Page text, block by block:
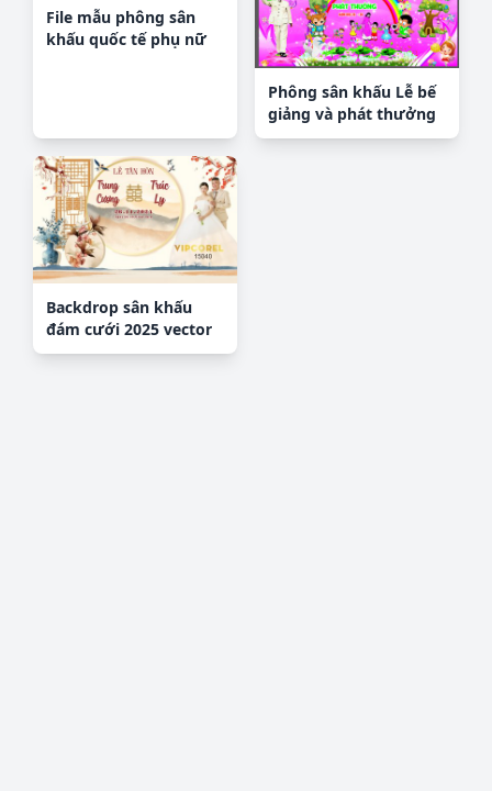
File mẫu phông sân
khấu quốc tế phụ nữ
Phông sân khấu Lễ bế
giảng và phát thưởng
#4 file corel
Backdrop sân khấu
đám cưới 2025 vector
#104